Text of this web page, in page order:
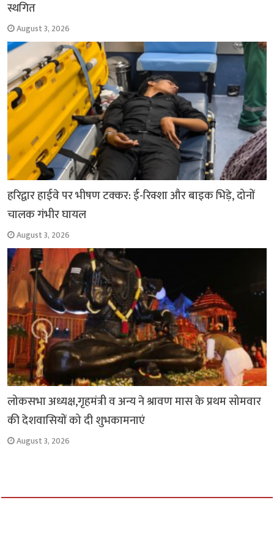
स्थगित
August 3, 2026
हरिद्वार हाईवे पर भीषण टक्कर: ई-रिक्शा और बाइक भिड़े, दोनों
चालक गंभीर घायल
August 3, 2026
लोकसभा अध्यक्ष,गृहमंत्री व अन्य ने श्रावण मास के प्रथम सोमवार
की देशवासियों को दी शुभकामनाएं
August 3, 2026